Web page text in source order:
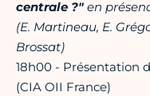
centrale ?" en
(E. Martineau, E.
Brossat)
18h00 - Présentation
(CIA OII France)